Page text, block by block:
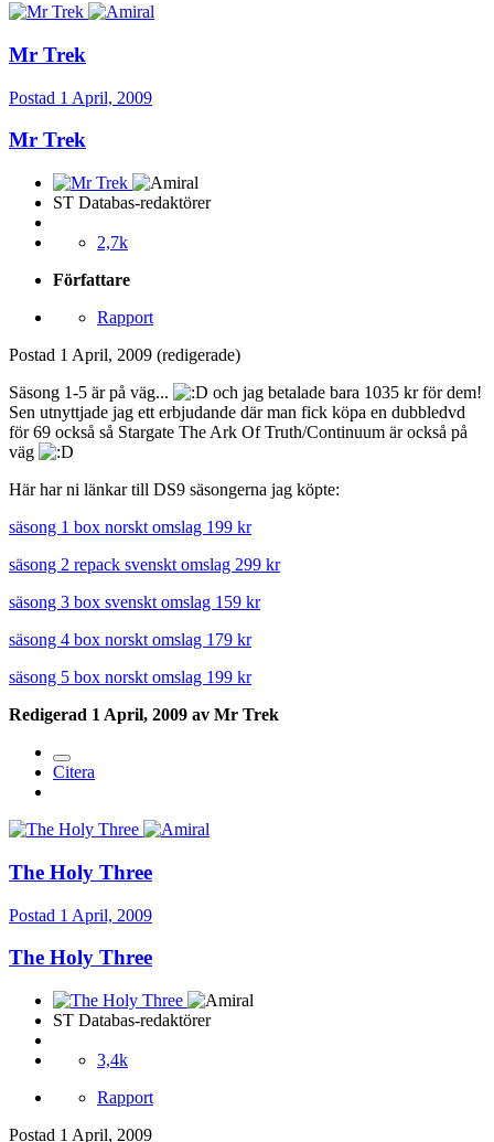
Mr Trek
Postad 1 April, 2009
Mr Trek
ST Databas-redaktörer
2,7k
Författare
Rapport
Postad 1 April, 2009 (redigerade)
Säsong 1-5 är på väg...
och jag betalade bara 1035 kr för dem!
Sen utnyttjade jag ett erbjudande där man fick köpa en dubbledvd
för 69 också så Stargate The Ark Of Truth/Continuum är också på
väg
Här har ni länkar till DS9 säsongerna jag köpte:
säsong 1 box norskt omslag 199 kr
säsong 2 repack svenskt omslag 299 kr
säsong 3 box svenskt omslag 159 kr
säsong 4 box norskt omslag 179 kr
säsong 5 box norskt omslag 199 kr
Redigerad 1 April, 2009 av Mr Trek
Citera
The Holy Three
Postad 1 April, 2009
The Holy Three
ST Databas-redaktörer
3,4k
Rapport
Postad 1 April, 2009